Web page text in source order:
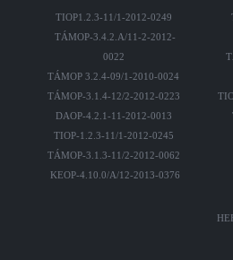
TIOP1.2.3-11/1-2012-0249
TÁMOP-3.4.2.A/11-2-2012-
0022
TÁMOP 3.2.4-09/1-2010-0024
TÁMOP-3.1.4-12/2-2012-0223
DAOP-4.2.1-11-2012-0013
TIOP-1.2.3-11/1-2012-0245
TÁMOP-3.1.3-11/2-2012-0062
KEOP-4.10.0/A/12-2013-0376